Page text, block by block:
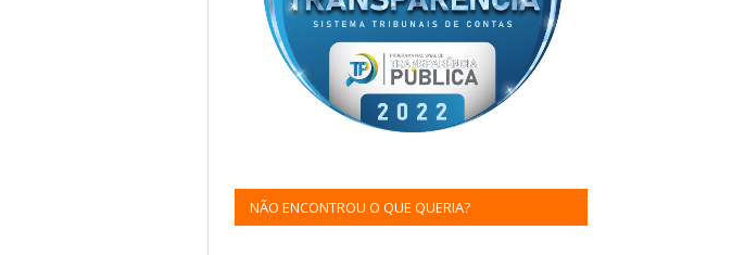
NÃO ENCONTROU O QUE QUERIA?